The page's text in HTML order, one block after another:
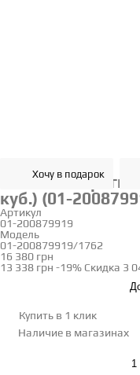
Хочу в подарок
Золотые
куб.) (01-
Артикул
01-200879919
Модель
01-200879919/1762
16 380 грн
13 338 грн -19% Скидка 3
Купить в 1 клик
Наличие в магазинах
1